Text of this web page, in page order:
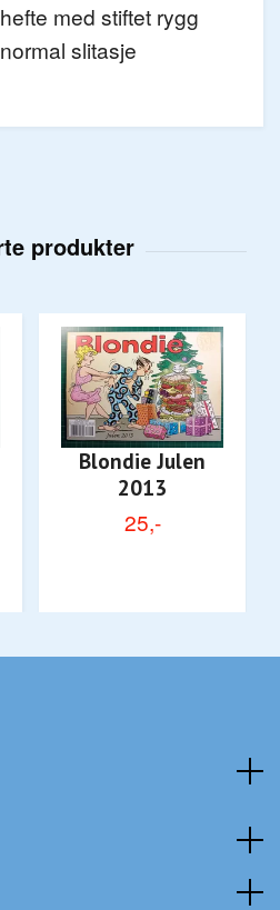
hefte med stiftet rygg
normal slitasje
Blondie Julen
2013
25,-